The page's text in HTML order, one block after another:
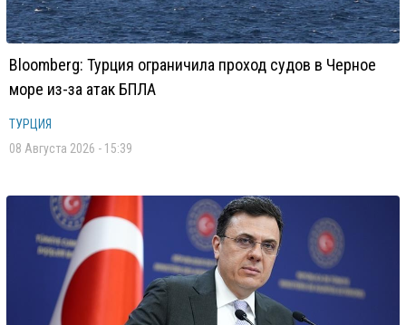
Bloomberg: Турция ограничила проход судов в Черное
море из-за атак БПЛА
ТУРЦИЯ
08 Августа 2026 - 15:39